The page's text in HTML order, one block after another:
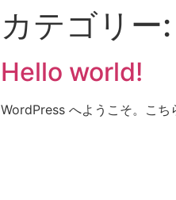
カテゴリー:
Hello world!
WordPress へようこそ。こち